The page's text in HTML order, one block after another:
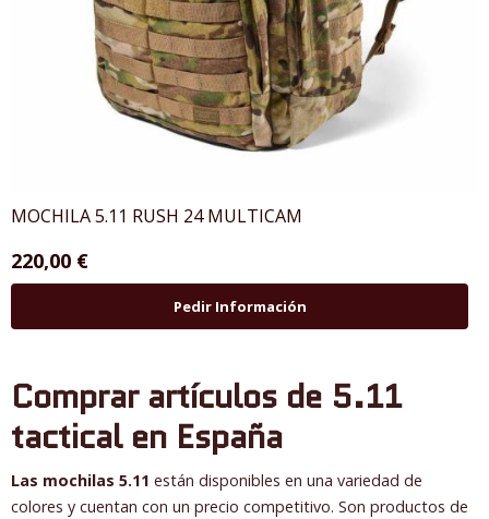
MOCHILA 5.11 RUSH 24 MULTICAM
220,00 €
Pedir Información
Comprar artículos de 5.11
tactical en España
Las mochilas 5.11 están disponibles en una variedad de
colores y cuentan con un precio competitivo. Son productos de